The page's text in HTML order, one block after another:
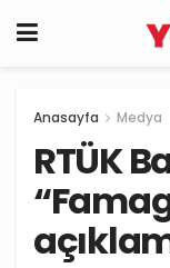
Anasayfa Medya
RTÜK